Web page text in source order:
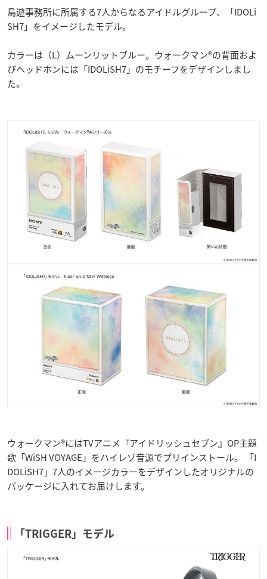
鳥遊事務所に所属する7人からなるアイドルグループ、「IDOLi
SH7」をイメージしたモデル。
カラーは（L）ムーンリットブルー。ウォークマン®の背面およ
びヘッドホンには「IDOLiSH7」のモチーフをデザインしまし
た。
ウォークマン®にはTVアニメ『アイドリッシュセブン』OP主題
歌「WiSH VOYAGE」をハイレゾ音源でプリインストール。 「I
DOLiSH7」7人のイメージカラーをデザインしたオリジナルの
パッケージに入れてお届けします。
「TRIGGER」モデル